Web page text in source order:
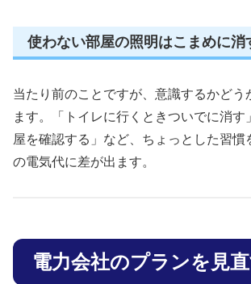
使わない部屋の照明はこまめに消
当たり前のことですが、意識するかどう
ます。「トイレに行くときついでに消す
屋を確認する」など、ちょっとした習慣
の電気代に差が出ます。
電力会社のプランを見